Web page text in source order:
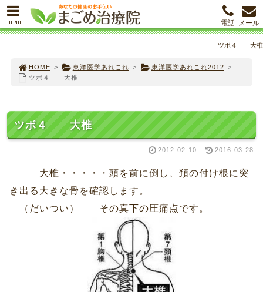
ツボ４ 大椎
HOME > 東洋医学あれこれ > 東洋医学あれこれ2012 >
ツボ４ 大椎
ツボ４ 大椎
2012-02-10 2016-03-28
大椎・・・・・頭を前に倒し、頚の付け根に突
き出る大きな骨を確認します。
（だいつい） その真下の圧痛点です。
MENU メール
電話